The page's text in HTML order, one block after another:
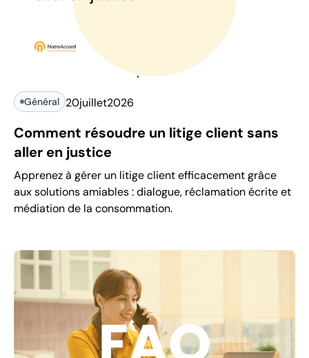
Général 20juillet2026
Comment résoudre un litige client sans
aller en justice
Apprenez à gérer un litige client efficacement grâce
aux solutions amiables : dialogue, réclamation écrite et
médiation de la consommation.